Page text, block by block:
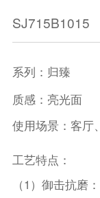
SJ715B1015
系列：归臻
质感：亮光面
使用场景：客厅
工艺特点：
（1）御击抗磨